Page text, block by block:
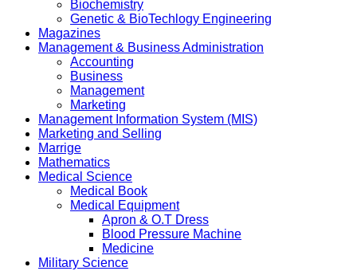
Biochemistry
Genetic & BioTechlogy Engineering
Magazines
Management & Business Administration
Accounting
Business
Management
Marketing
Management Information System (MIS)
Marketing and Selling
Marrige
Mathematics
Medical Science
Medical Book
Medical Equipment
Apron & O.T Dress
Blood Pressure Machine
Medicine
Military Science